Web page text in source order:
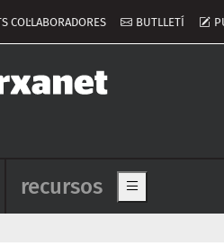
COL·LABORADORES BUTLLETÍ
principal de
recursos Show main